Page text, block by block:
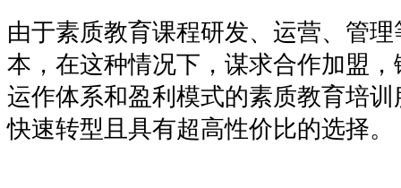
由于素质教育课程研发、运营、管
本，在这种情况下，谋求合作加盟
运作体系和盈利模式的素质教育培
快速转型且具有超高性价比的选择。